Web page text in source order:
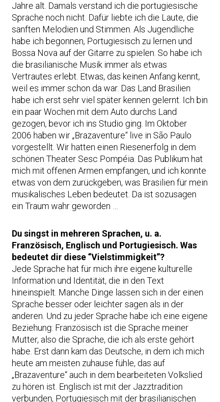
Jahre alt. Damals verstand ich die portugiesische
Sprache noch nicht. Dafür liebte ich die Laute, die
sanften Melodien und Stimmen. Als Jugendliche
habe ich begonnen, Portugiesisch zu lernen und
Bossa Nova auf der Gitarre zu spielen. So habe ich
die brasilianische Musik immer als etwas
Vertrautes erlebt. Etwas, das keinen Anfang kennt,
weil es immer schon da war. Das Land Brasilien
habe ich erst sehr viel später kennen gelernt. Ich bin
ein paar Wochen mit dem Auto durchs Land
gezogen, bevor ich ins Studio ging. Im Oktober
2006 haben wir „Brazaventure“ live in São Paulo
vorgestellt. Wir hatten einen Riesenerfolg in dem
schönen Theater Sesc Pompéia. Das Publikum hat
mich mit offenen Armen empfangen, und ich konnte
etwas von dem zurückgeben, was Brasilien für mein
musikalisches Leben bedeutet. Da ist sozusagen
ein Traum wahr geworden …
Du singst in mehreren Sprachen, u. a.
Französisch, Englisch und Portugiesisch. Was
bedeutet dir diese “Vielstimmigkeit”?
Jede Sprache hat für mich ihre eigene kulturelle
Information und Identität, die in den Text
hineinspielt. Manche Dinge lassen sich in der einen
Sprache besser oder leichter sagen als in der
anderen. Und zu jeder Sprache habe ich eine eigene
Beziehung: Französisch ist die Sprache meiner
Mutter, also die Sprache, die ich als erste gehört
habe. Erst dann kam das Deutsche, in dem ich mich
heute am meisten zuhause fühle, das auf
„Brazaventure“ auch in dem bearbeiteten Volkslied
zu hören ist. Englisch ist mit der Jazztradition
verbunden, Portugiesisch mit der brasilianischen